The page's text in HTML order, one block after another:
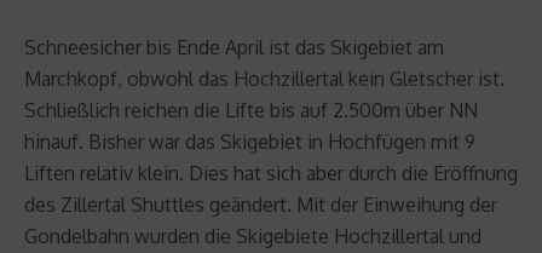
Schneesicher bis Ende April ist das Skigebiet am
Marchkopf, obwohl das Hochzillertal kein Gletscher ist.
Schließlich reichen die Lifte bis auf 2.500m über NN
hinauf. Bisher war das Skigebiet in Hochfügen mit 9
Liften relativ klein. Dies hat sich aber durch die Eröffnung
des Zillertal Shuttles geändert. Mit der Einweihung der
Gondelbahn wurden die Skigebiete Hochzillertal und